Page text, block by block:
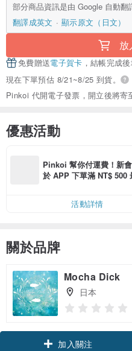
部分商品資訊是由 Google 自動翻
翻譯成英文
顯示原文（日文）
免費贈送電子賀卡 ，結帳完成
現在下單預估 8/21~8/25 到貨。
Pinkoi 代開電子發票，開立後將寄
優惠活動
Pinkoi 幫你付運費！新
於 APP 下單滿 NT$ 500
活動詳情
關於品牌
Mocha Dick
日本
加入關注